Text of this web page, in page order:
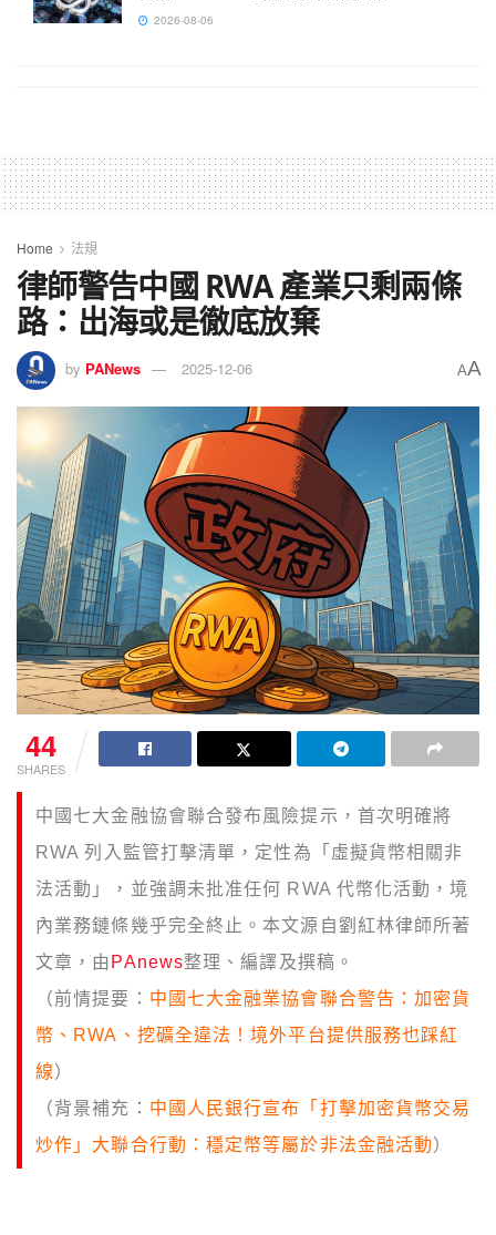
2026-08-06
Home 法規
律師警告中國 RWA 產業只剩兩條
路：出海或是徹底放棄
by PANews 2025-12-06 AA
44
SHARES
中國七大金融協會聯合發布風險提示，首次明確將
RWA 列入監管打擊清單，定性為「虛擬貨幣相關非
法活動」，並強調未批准任何 RWA 代幣化活動，境
內業務鏈條幾乎完全終止。本文源自劉紅林律師所著
文章，由 PAnews整理、編譯及撰稿。
（前情提要： 中國七大金融業協會聯合警告：加密貨
幣、RWA、挖礦全違法！境外平台提供服務也踩紅
線）
（背景補充： 中國人民銀行宣布「打擊加密貨幣交易
炒作」大聯合行動：穩定幣等屬於非法金融活動）